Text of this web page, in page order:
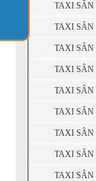
TAXI SÂN
TAXI
TAXI SÂN
TAXI
TAXI SÂN
TAXI
TAXI
TAXI
TAXI SÂN